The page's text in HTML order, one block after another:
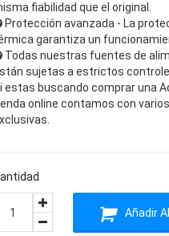
fiabilidad que el original.
Protección avanzada - La
garantiza un
Todas nuestras fuentes de
sujetas a estrictos
estas buscando comprar una
online contamos con
Añadir